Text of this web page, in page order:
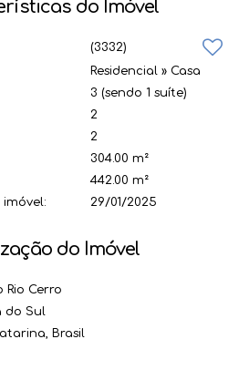
do Imóvel
(3332)
Residencial » Casa
3 (sendo 1 suíte)
2
2
304.00 m²
442.00 m²
29/01/2025
do Imóvel
Rio Cerro
do Sul
Brasil